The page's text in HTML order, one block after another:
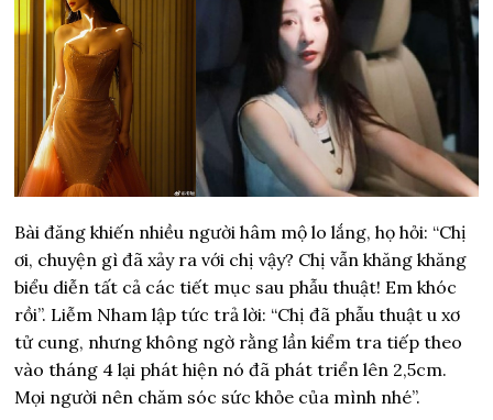
Bài đăng khiến nhiều người hâm mộ lo lắng, họ hỏi: “Chị
ơi, chuyện gì đã xảy ra với chị vậy? Chị vẫn khăng khăng
biểu diễn tất cả các tiết mục sau phẫu thuật! Em khóc
rồi”. Liễm Nham lập tức trả lời: “Chị đã phẫu thuật u xơ
tử cung, nhưng không ngờ rằng lần kiểm tra tiếp theo
vào tháng 4 lại phát hiện nó đã phát triển lên 2,5cm.
Mọi người nên chăm sóc sức khỏe của mình nhé”.